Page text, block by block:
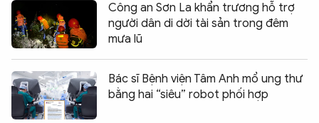
Công an Sơn La khẩn trương hỗ trợ
người dân di dời tài sản trong đêm
mưa lũ
Bác sĩ Bệnh viện Tâm Anh mổ ung thư
bằng hai “siêu” robot phối hợp